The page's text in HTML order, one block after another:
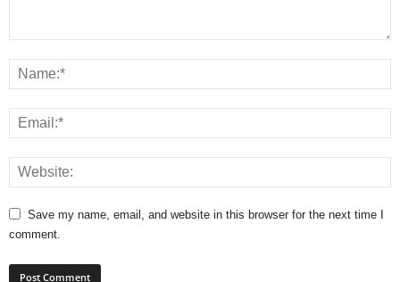
Save my name, email, and website in this browser for the next time I
comment.